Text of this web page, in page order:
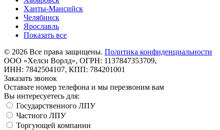
Ханты-Мансийск
Челябинск
Ярославль
Показать все
© 2026 Все права защищены. Политика конфиденциальности
ООО «Хелси Ворлд», ОГРН: 1137847353709,
ИНН: 7842504107, КПП: 784201001
Заказать звонок
Оставьте номер телефона и мы перезвоним вам
Вы интересуетесь для:
Государственного ЛПУ
Частного ЛПУ
Торгующей компании